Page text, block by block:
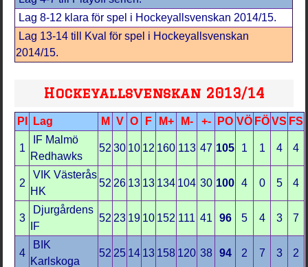
Lag 8-12 klara för spel i Hockeyallsvenskan 2014/15.
Lag 13-14 till Kval för spel i Hockeyallsvenskan
2014/15.
Hockeyallsvenskan 2013/14
Pl Lag M V O F M+ M- +- PO VÖ FÖ VS FS
1
IF Malmö
Redhawks
52 30 10 12 160 113 47 105 1 1 4 4
2
VIK Västerås
HK
52 26 13 13 134 104 30 100 4 0 5 4
3
Djurgårdens
IF
52 23 19 10 152 111 41 96 5 4 3 7
4
BIK
Karlskoga
52 25 14 13 158 120 38 94 2 7 3 2